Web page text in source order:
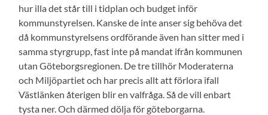
hur illa det står till i tidplan och budget inför
kommunstyrelsen. Kanske de inte anser sig behöva det
då kommunstyrelsens ordförande även han sitter med i
samma styrgrupp, fast inte på mandat ifrån kommunen
utan Göteborgsregionen. De tre tillhör Moderaterna
och Miljöpartiet och har precis allt att förlora ifall
Västlänken återigen blir en valfråga. Så de vill enbart
tysta ner. Och därmed dölja för göteborgarna.